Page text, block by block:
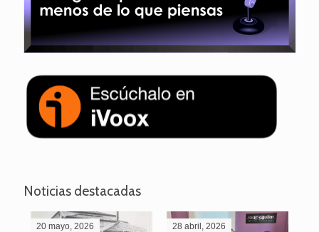
Noticias destacadas
20 mayo, 2026 28 abril, 2026